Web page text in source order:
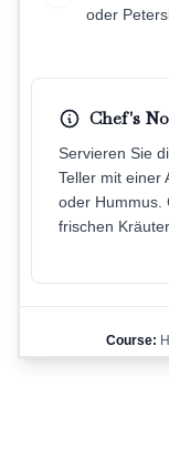
oder
Chef's
Servieren Sie
Teller mit einer
oder Hummus.
frischen
Course: